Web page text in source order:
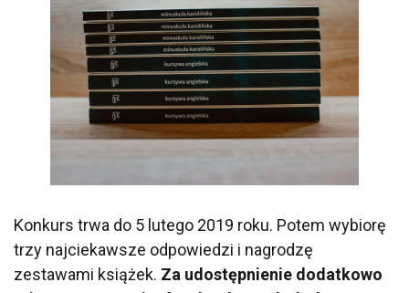
Konkurs trwa do 5 lutego 2019 roku. Potem wybiorę
trzy najciekawsze odpowiedzi i nagrodzę
zestawami książek. Za udostępnienie dodatkowo